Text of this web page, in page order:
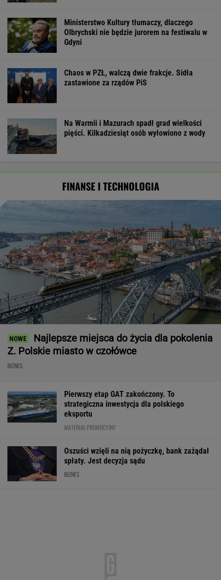
Ministerstwo Kultury tłumaczy, dlaczego
Olbrychski nie będzie jurorem na festiwalu w
Gdyni
Chaos w PZŁ, walczą dwie frakcje. Sidła
zastawione za rządów PiS
Na Warmii i Mazurach spadł grad wielkości
pięści. Kilkadziesiąt osób wyłowiono z wody
FINANSE I TECHNOLOGIA
Najlepsze miejsca do życia dla pokolenia
Z. Polskie miasto w czołówce
BIZNES
Pierwszy etap GAT zakończony. To
strategiczna inwestycja dla polskiego
eksportu
MATERIAŁ PROMOCYJNY
Oszuści wzięli na nią pożyczkę, bank zażądał
spłaty. Jest decyzja sądu
BIZNES